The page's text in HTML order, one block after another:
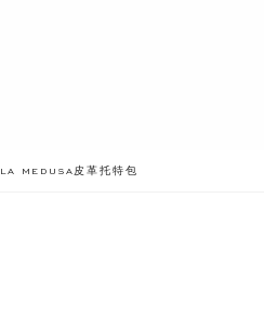
BREADCRUMB.ADA.LABEL.CURRENT
LA MEDUSA皮革托特包